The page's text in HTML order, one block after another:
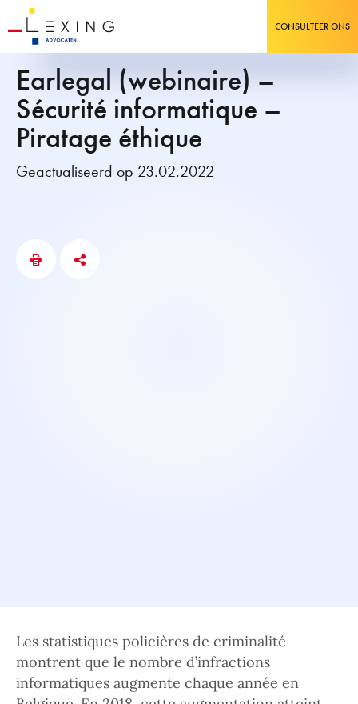
CONSULTEER ONS
Earlegal (webinaire) –
Sécurité informatique –
Piratage éthique
Geactualiseerd op 23.02.2022
Les statistiques policières de criminalité
montrent que le nombre d’infractions
informatiques augmente chaque année en